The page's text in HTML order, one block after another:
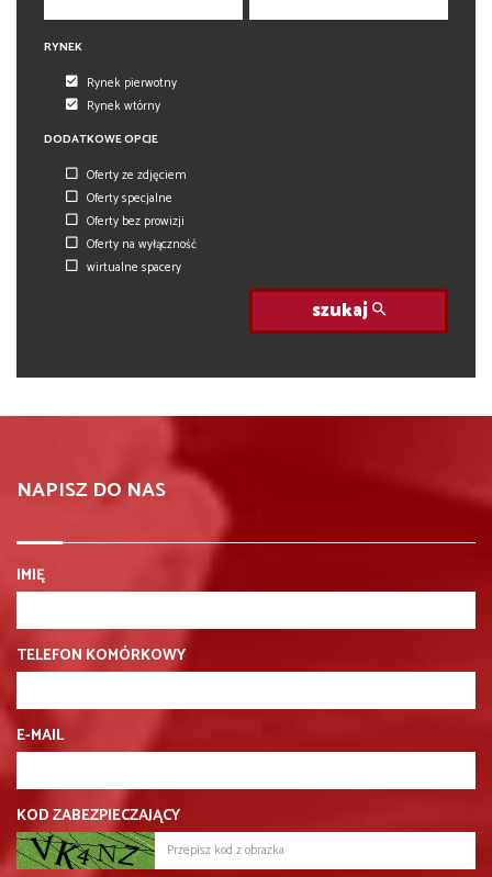
RYNEK
Rynek pierwotny
Rynek wtórny
DODATKOWE OPCJE
Oferty ze zdjęciem
Oferty specjalne
Oferty bez prowizji
Oferty na wyłączność
wirtualne spacery
szukaj
NAPISZ DO NAS
IMIĘ
TELEFON KOMÓRKOWY
E-MAIL
KOD ZABEZPIECZAJĄCY